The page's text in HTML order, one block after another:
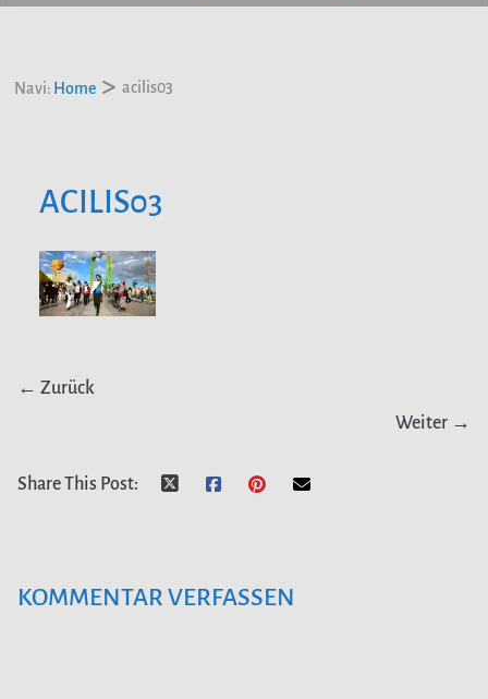
Navi: Home acilis03
ACILIS03
← Zurück
Weiter →
Share This Post:
KOMMENTAR VERFASSEN